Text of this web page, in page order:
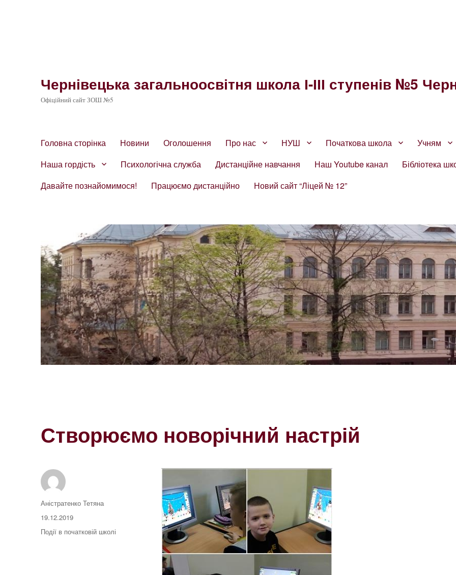
Чернівецька загальноосвітня школа І-ІІІ ступенів №5
Офіційний сайт ЗОШ №5
Головна сторінка Новини Оголошення Про нас НУШ Початкова школа
Учням
Наша гордість
Психологічна служба Дистанційне навчання Наш Youtube канал
Бібліотека
Давайте познайомимося!
Працюємо дистанційно Новий сайт “Ліцей № 12”
Створюємо новорічний настрій
Автор
Аністратенко Тетяна
Оприлюднено
19.12.2019
Категорії
Події в початковій школі